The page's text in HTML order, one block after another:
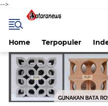
-->
Home Terpopuler